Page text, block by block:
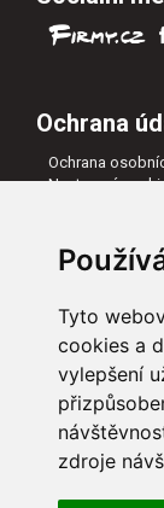
Tyto
cookies a
vylepšení
zdroje
Ochrana
Ochrana
Nastavení
Naši